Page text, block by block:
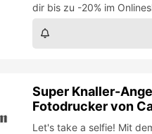
dir bis zu -20% im
Super Knaller-
Fotodrucker von
Let's take a selfie! Mit